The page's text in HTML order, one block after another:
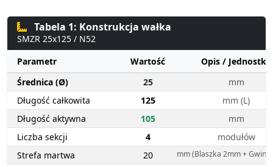
Tabela 1: Konstrukcja wałka
SMZR 25x125 / N52
Parametr
Wartość
Opis / Jednostka
Średnica (Ø)
25
mm
Długość całkowita
125
mm (L)
Długość aktywna
105
mm
Liczba sekcji
4
modułów
Strefa martwa
20 mm (Blaszka 2mm + Gwint